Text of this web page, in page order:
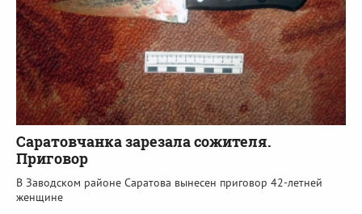
Саратовчанка зарезала сожителя.
Приговор
В Заводском районе Саратова вынесен приговор 42-летней
женщине